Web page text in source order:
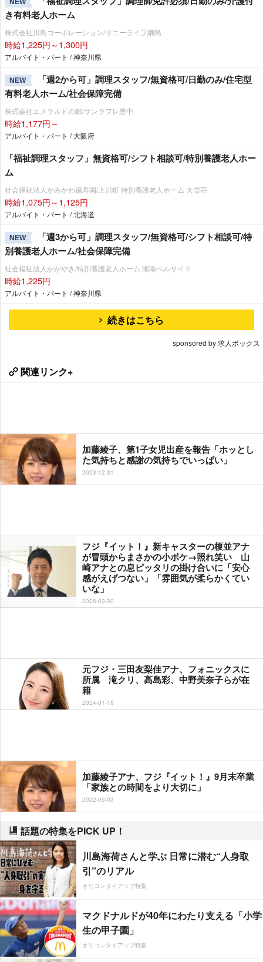
き有料老人ホーム
株式会社川島コーポレーション/サニーライフ綱島
時給1,225円～1,300円
アルバイト・パート / 神奈川県
NEW
「週2から可」調理スタッフ/無資格可/日勤のみ/住宅型
有料老人ホーム/社会保障完備
株式会社エメラルドの郷/サンラフレ豊中
時給1,177円～
アルバイト・パート / 大阪府
「福祉調理スタッフ」無資格可/シフト相談可/特別養護老人ホー
ム
社会福祉法人かみかわ福寿園/上川町 特別養護老人ホーム 大雪荘
時給1,075円～1,125円
アルバイト・パート / 北海道
NEW
「週3から可」調理スタッフ/無資格可/シフト相談可/特
別養護老人ホーム/社会保障完備
社会福祉法人かがやき/特別養護老人ホーム 湘南ベルサイド
時給1,225円
アルバイト・パート / 神奈川県
続きはこちら
sponsored by 求人ボックス
関連リンク+
加藤綾子、第1子女児出産を報告「ホッとし
た気持ちと感謝の気持ちでいっぱい」
2023-12-31
フジ『イット！』新キャスターの榎並アナ
が冒頭からまさかの小ボケ→照れ笑い 山
崎アナとの息ピッタリの掛け合いに「安心
感がえげつない」「雰囲気が柔らかくてい
いな」
2026-03-30
元フジ・三田友梨佳アナ、フォニックスに
所属 滝クリ、高島彩、中野美奈子らが在
籍
2024-01-18
加藤綾子アナ、フジ『イット！』9月末卒業
「家族との時間をより大切に」
2022-06-03
話題の特集をPICK UP！
川島海荷さんと学ぶ 日常に潜む“人身取
引”のリアル
オリコンタイアップ特集
マクドナルドが40年にわたり支える「小学
生の甲子園」
オリコンタイアップ特集